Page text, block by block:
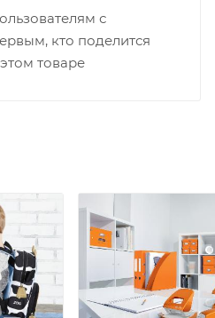
с
кто поделится
товаре